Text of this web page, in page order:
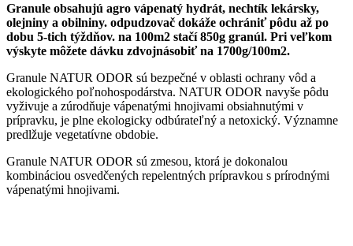
Granule obsahujú agro vápenatý hydrát, nechtík lekársky,
olejniny a obilniny. odpudzovač dokáže ochrániť pôdu až po
dobu 5-tich týždňov. na 100m2 stačí 850g granúl. Pri veľkom
výskyte môžete dávku zdvojnásobiť na 1700g/100m2.
Granule NATUR ODOR sú bezpečné v oblasti ochrany vôd a
ekologického poľnohospodárstva. NATUR ODOR navyše pôdu
vyživuje a zúrodňuje vápenatými hnojivami obsiahnutými v
prípravku, je plne ekologicky odbúrateľný a netoxický. Významne
predlžuje vegetatívne obdobie.
Granule NATUR ODOR sú zmesou, ktorá je dokonalou
kombináciou osvedčených repelentných prípravkou s prírodnými
vápenatými hnojivami.